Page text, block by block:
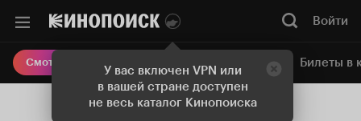
У вас включен VPN или
в вашей стране доступен
не весь каталог Кинопоиска
Войти
Смотреть кино Онлайн-кинотеатр Билеты в